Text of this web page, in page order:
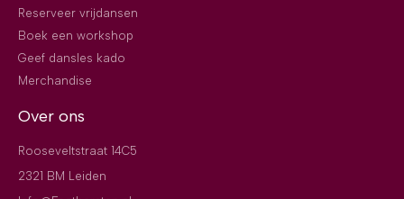
Reserveer vrijdansen
Boek een workshop
Geef dansles kado
Merchandise
Over ons
Rooseveltstraat 14C5
2321 BM Leiden